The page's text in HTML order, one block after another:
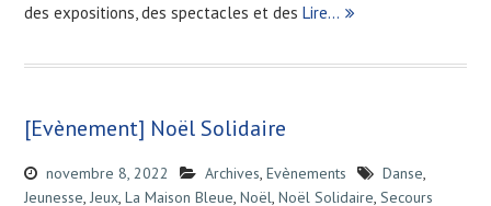
des expositions, des spectacles et des Lire…
[Evènement] Noël Solidaire
novembre 8, 2022 Archives, Evènements Danse,
Jeunesse, Jeux, La Maison Bleue, Noël, Noël Solidaire, Secours